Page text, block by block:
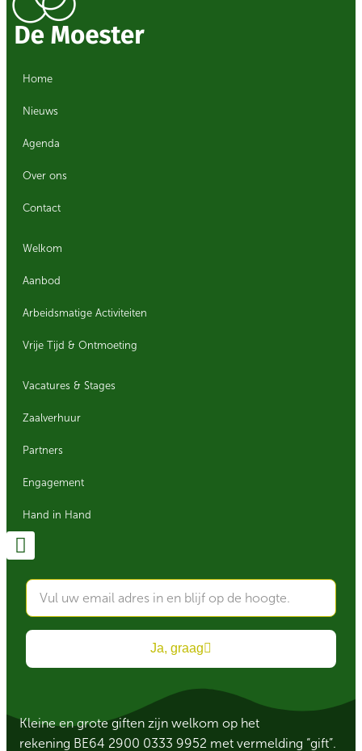
Home
Nieuws
Agenda
Over ons
Contact
Welkom
Aanbod
Arbeidsmatige Activiteiten
Vrije Tijd & Ontmoeting
Vacatures & Stages
Zaalverhuur
Partners
Engagement
Hand in Hand
Ja, graag
Kleine en grote giften zijn welkom op het
rekening BE64 2900 0333 9952 met vermelding “gift”.